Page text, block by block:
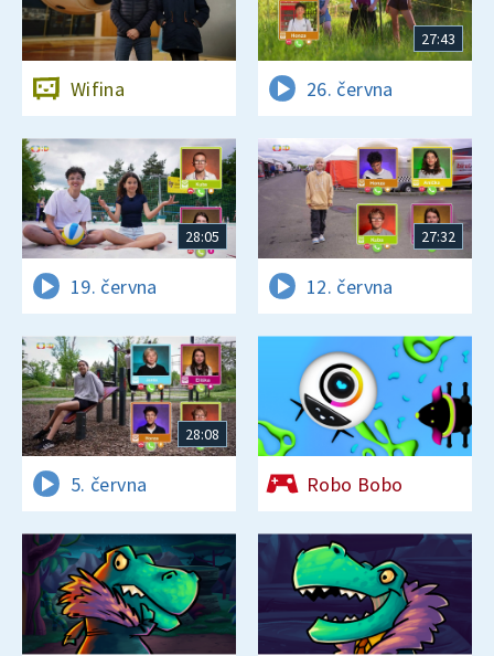
Wifina
27:43
26. června
28:05
19. června
27:32
12. června
28:08
5. června Robo Bobo